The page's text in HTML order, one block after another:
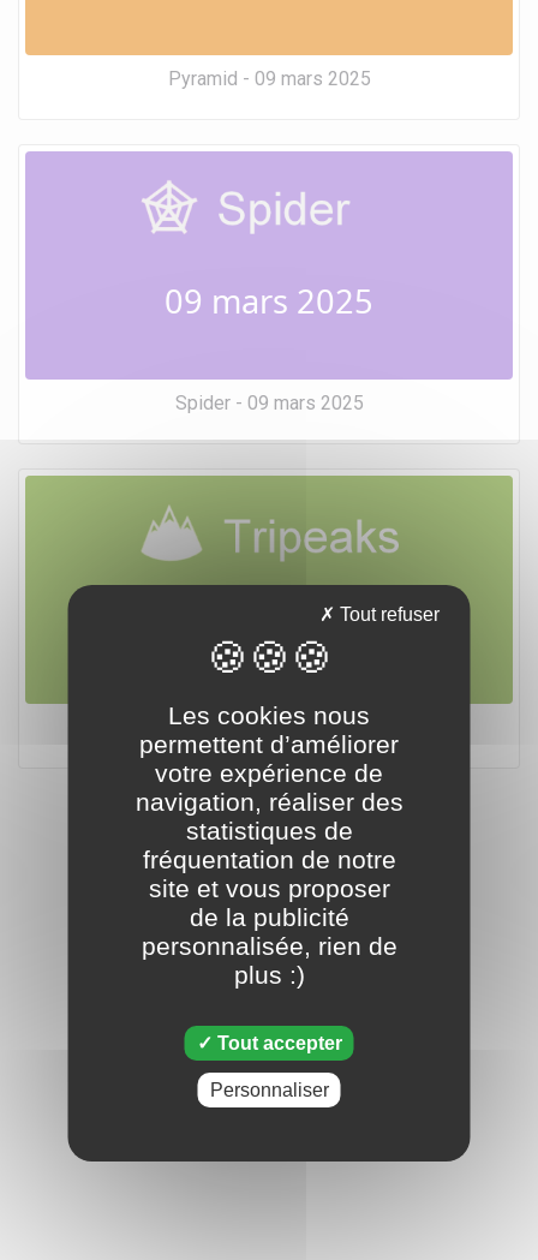
Pyramid - 09 mars 2025
09 mars 2025
Spider - 09 mars 2025
09 mars 2025
Tripeaks - 09 mars 2025
Les cookies nous
permettent d’améliorer
votre expérience de
navigation, réaliser des
statistiques de
fréquentation de notre
site et vous proposer
de la publicité
personnalisée, rien de
plus :)
Tout accepter
Tout refuser
Personnaliser